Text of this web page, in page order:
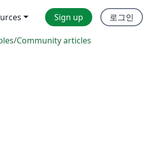
Sign up 로그인
/Community articles